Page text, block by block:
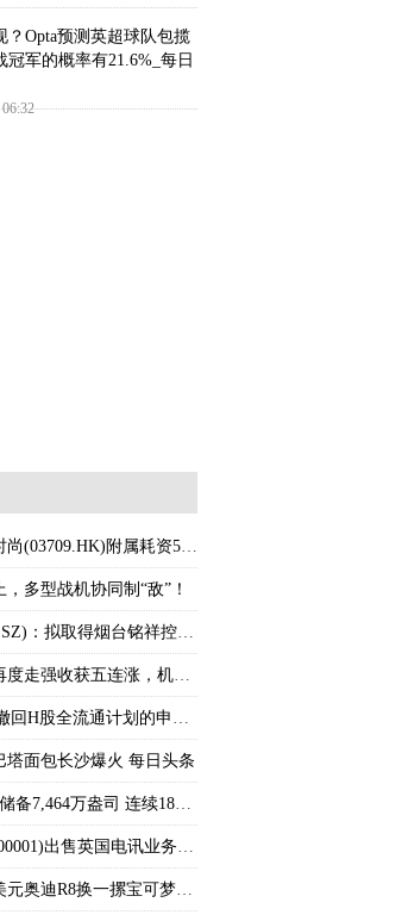
？Opta预测英超球队包揽
冠军的概率有21.6%_每日
头条焦点：赢家时尚(03709.HK)附属耗资5000万
，多型战机协同制“敌”！
冰轮环境(000811.SZ)：拟取得烟台铭祥控制权
机器人产业指数再度走强收获五连涨，机器人ET
范式智能(06682)撤回H股全流通计划的申请|今
塔面包长沙爆火 每日头条
央行：4月末黄金储备7,464万盎司 连续18个月
美银证券：长和(00001)出售英国电讯业务增强
国外玩家用13万美元奥迪R8换一摞宝可梦卡牌？